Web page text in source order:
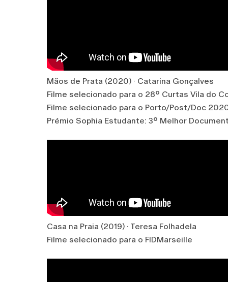
Mãos de Prata (2020) · Catarina Gonçalves
Filme selecionado para o 28º Curtas Vila do
Filme selecionado para o Porto/Post/Doc
Prémio Sophia Estudante: 3º Melhor
Casa na Praia (2019) · Teresa Folhadela
Filme selecionado para o FIDMarseille